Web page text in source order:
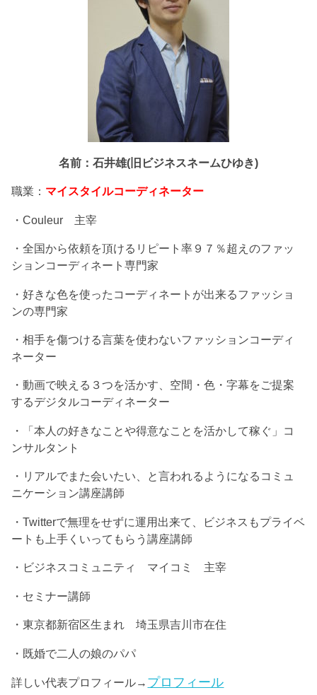
名前：石井雄(旧ビジネスネームひゆき)
職業： マイスタイルコーディネーター
・Couleur 主宰
・全国から依頼を頂けるリピート率９７％超えのファッ
ションコーディネート専門家
・好きな色を使ったコーディネートが出来るファッショ
ンの専門家
・相手を傷つける言葉を使わないファッションコーディ
ネーター
・動画で映える３つを活かす、空間・色・字幕をご提案
するデジタルコーディネーター
・「本人の好きなことや得意なことを活かして稼ぐ」コ
ンサルタント
・リアルでまた会いたい、と言われるようになるコミュ
ニケーション講座講師
・Twitterで無理をせずに運用出来て、ビジネスもプライベ
ートも上手くいってもらう講座講師
・ビジネスコミュニティ マイコミ 主宰
・セミナー講師
・東京都新宿区生まれ 埼玉県吉川市在住
・既婚で二人の娘のパパ
詳しい代表プロフィール→ プロフィール